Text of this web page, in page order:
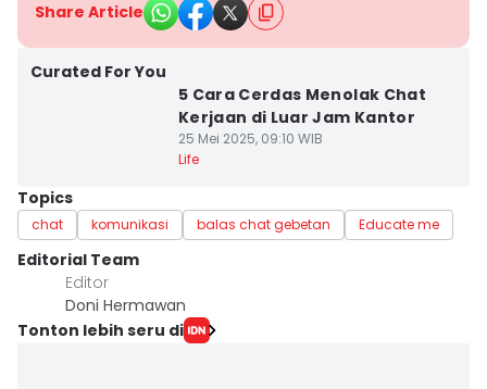
Share Article
Curated For You
5 Cara Cerdas Menolak Chat
Kerjaan di Luar Jam Kantor
25 Mei 2025, 09:10 WIB
Life
Topics
chat komunikasi balas chat gebetan Educate me
Editorial Team
Editor
Doni Hermawan
Tonton lebih seru di